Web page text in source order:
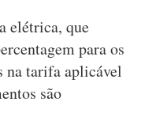
elétrica, que
para os
na tarifa aplicável
são